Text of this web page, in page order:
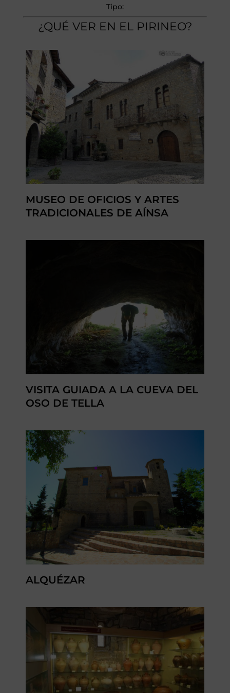
Tipo:
¿QUÉ VER EN EL PIRINEO?
MUSEO DE OFICIOS Y ARTES
TRADICIONALES DE AÍNSA
VISITA GUIADA A LA CUEVA DEL
OSO DE TELLA
ALQUÉZAR